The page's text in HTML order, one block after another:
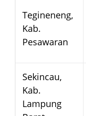
Tegineneng,
Kab.
Pesawaran
Sekincau,
Kab.
Lampung